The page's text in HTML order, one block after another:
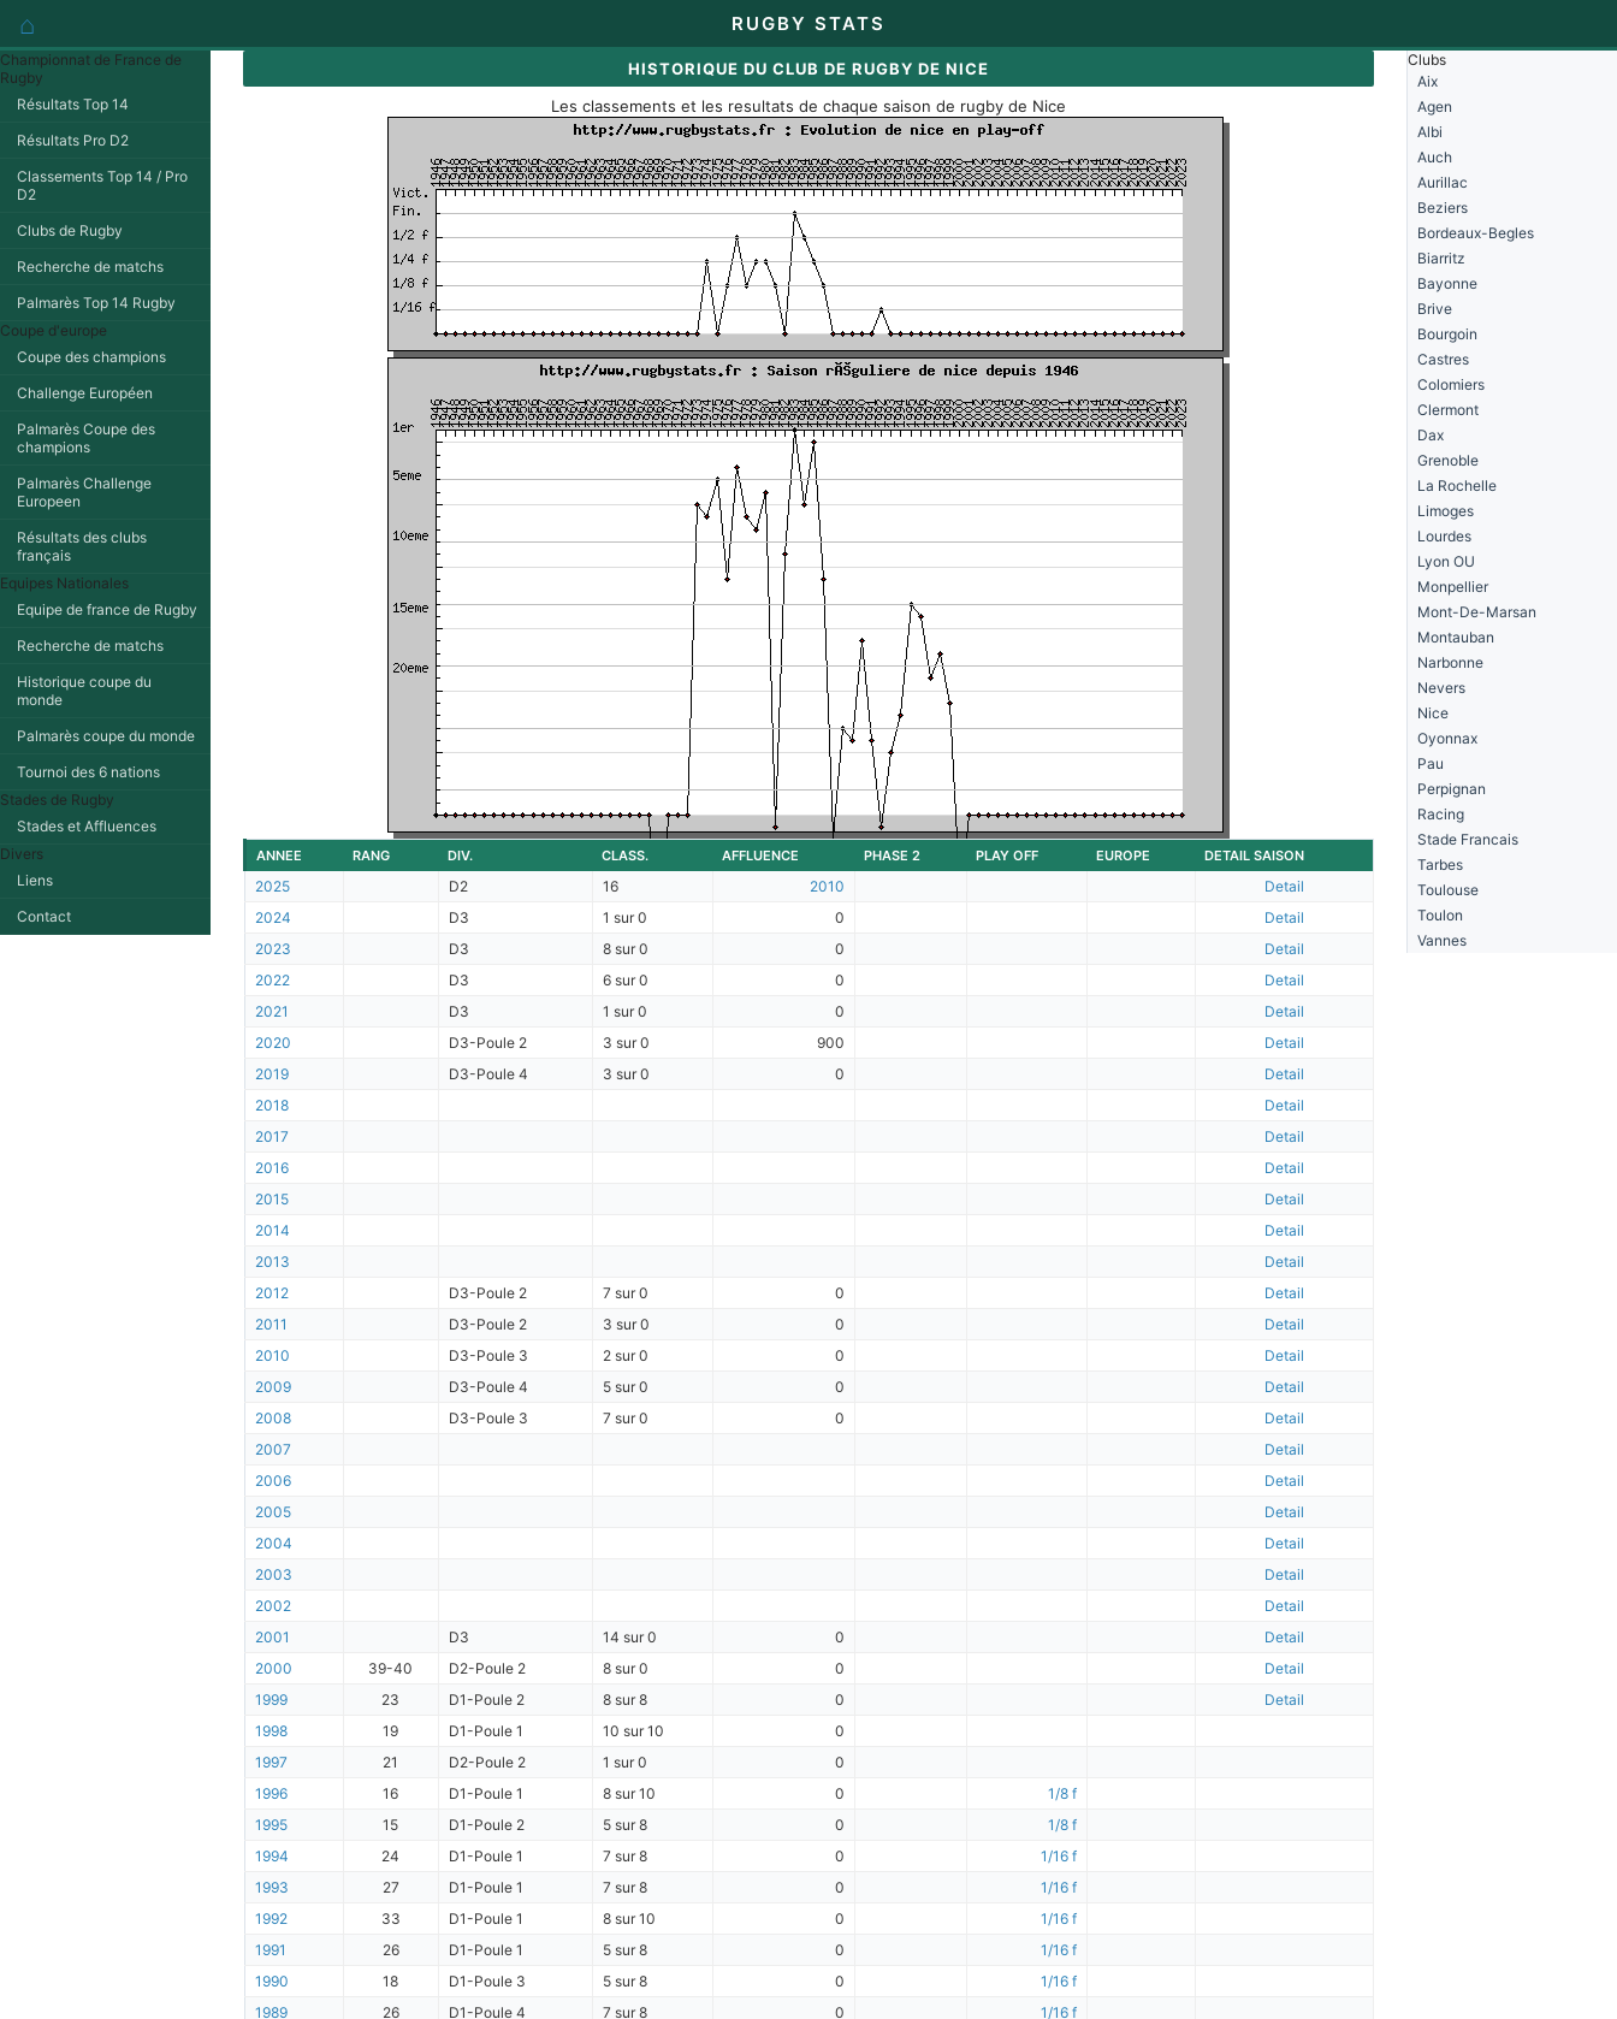
⌂ RUGBY STATS
Championnat de France de
Rugby
Résultats Top 14
Résultats Pro D2
Classements Top 14 / Pro
D2
Clubs de Rugby
Recherche de matchs
Palmarès Top 14 Rugby
Coupe d'europe
Coupe des champions
Challenge Européen
Palmarès Coupe des
champions
Palmarès Challenge
Europeen
Résultats des clubs
français
Equipes Nationales
Equipe de france de Rugby
Recherche de matchs
Historique coupe du
monde
Palmarès coupe du monde
Tournoi des 6 nations
Stades de Rugby
Stades et Affluences
Divers
Liens
Contact
HISTORIQUE DU CLUB DE RUGBY DE NICE
Les classements et les resultats de chaque saison de rugby de Nice
ANNEE RANG DIV. CLASS. AFFLUENCE PHASE 2 PLAY OFF EUROPE DETAIL SAISON
2025 D2 16 2010
Detail
2024
D3 1 sur 0 0
Detail
2023
D3 8 sur 0 0
Detail
2022
D3 6 sur 0 0
Detail
2021
D3 1 sur 0 0
Detail
2020
D3-Poule 2 3 sur 0 900
Detail
2019
D3-Poule 4 3 sur 0 0
Detail
2018
Detail
2017
Detail
2016
Detail
2015
Detail
2014
Detail
2013
Detail
2012
D3-Poule 2 7 sur 0 0
Detail
2011
D3-Poule 2 3 sur 0 0
Detail
2010
D3-Poule 3 2 sur 0 0
Detail
2009
D3-Poule 4 5 sur 0 0
Detail
2008
D3-Poule 3 7 sur 0 0
Detail
2007
Detail
2006
Detail
2005
Detail
2004
Detail
2003
Detail
2002
Detail
2001
D3 14 sur 0 0
Detail
2000
39-40 D2-Poule 2 8 sur 0 0
Detail
1999
23 D1-Poule 2 8 sur 8 0
Detail
1998
19 D1-Poule 1 10 sur 10
0
1997
21 D2-Poule 2 1 sur 0
0
1996
16 D1-Poule 1 8 sur 10 0
1/8 f
1995
15 D1-Poule 2 5 sur 8 0
1/8 f
1994
24 D1-Poule 1 7 sur 8 0
1/16 f
1993
27 D1-Poule 1 7 sur 8 0
1/16 f
1992
33 D1-Poule 1 8 sur 10 0
1/16 f
1991
26 D1-Poule 1 5 sur 8 0
1/16 f
1990
18 D1-Poule 3 5 sur 8 0
1/16 f
1989
26 D1-Poule 4 7 sur 8 0
1/16 f
Clubs
Aix
Agen
Albi
Auch
Aurillac
Beziers
Bordeaux-Begles
Biarritz
Bayonne
Brive
Bourgoin
Castres
Colomiers
Clermont
Dax
Grenoble
La Rochelle
Limoges
Lourdes
Lyon OU
Monpellier
Mont-De-Marsan
Montauban
Narbonne
Nevers
Nice
Oyonnax
Pau
Perpignan
Racing
Stade Francais
Tarbes
Toulouse
Toulon
Vannes